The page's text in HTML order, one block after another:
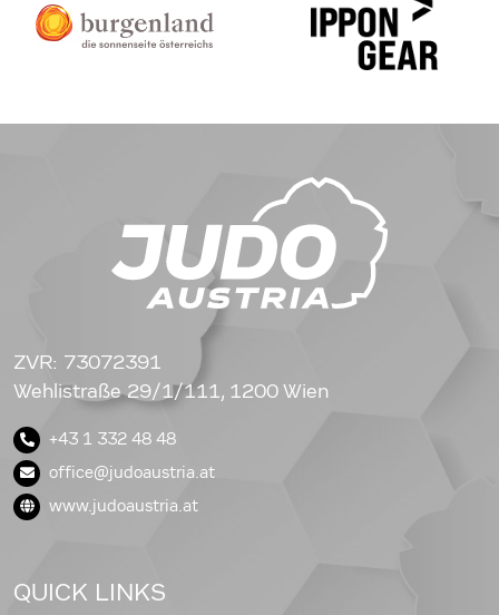
ZVR: 73072391
Wehlistraße 29/1/111, 1200 Wien
+43 1 332 48 48
office@judoaustria.at
www.judoaustria.at
QUICK LINKS